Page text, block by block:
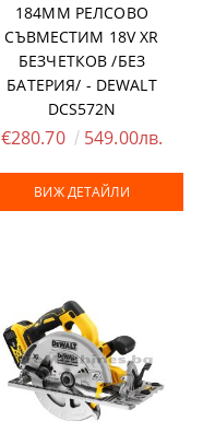
184ММ РЕЛСОВО
СЪВМЕСТИМ 18V XR
БЕЗЧЕТКОВ /БЕЗ
БАТЕРИЯ/ - DEWALT
DCS572N
€280.70 549.00лв.
ВИЖ ДЕТАЙЛИ